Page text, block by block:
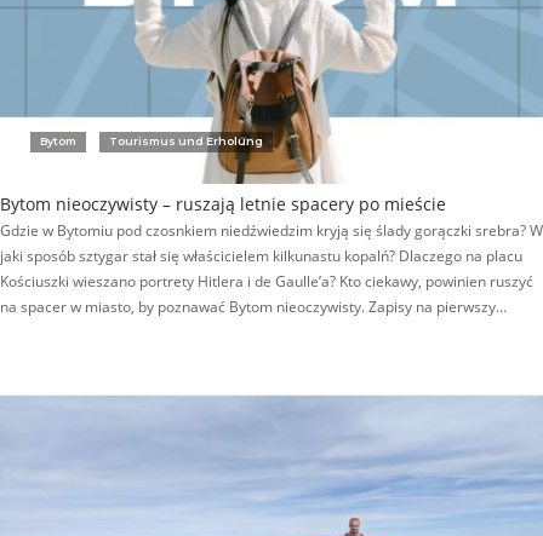
Bytom Tourismus und Erholung
Bytom nieoczywisty – ruszają letnie spacery po mieście
Gdzie w Bytomiu pod czosnkiem niedźwiedzim kryją się ślady gorączki srebra? W
jaki sposób sztygar stał się właścicielem kilkunastu kopalń? Dlaczego na placu
Kościuszki wieszano portrety Hitlera i de Gaulle’a? Kto ciekawy, powinien ruszyć
na spacer w miasto, by poznawać Bytom nieoczywisty. Zapisy na pierwszy…